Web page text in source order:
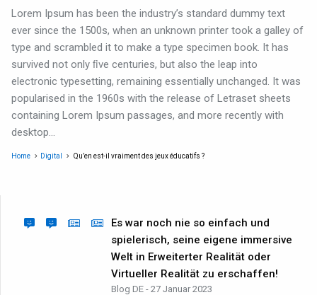
Lorem Ipsum has been the industry’s standard dummy text
ever since the 1500s, when an unknown printer took a galley of
type and scrambled it to make a type specimen book. It has
survived not only ﬁve centuries, but also the leap into
electronic typesetting, remaining essentially unchanged. It was
popularised in the 1960s with the release of Letraset sheets
containing Lorem Ipsum passages, and more recently with
desktop…
Home Digital Qu’en est-il vraiment des jeux éducatifs ?
Es war noch nie so einfach und
spielerisch, seine eigene immersive
Welt in Erweiterter Realität oder
Virtueller Realität zu erschaffen!
Blog DE - 27 Januar 2023